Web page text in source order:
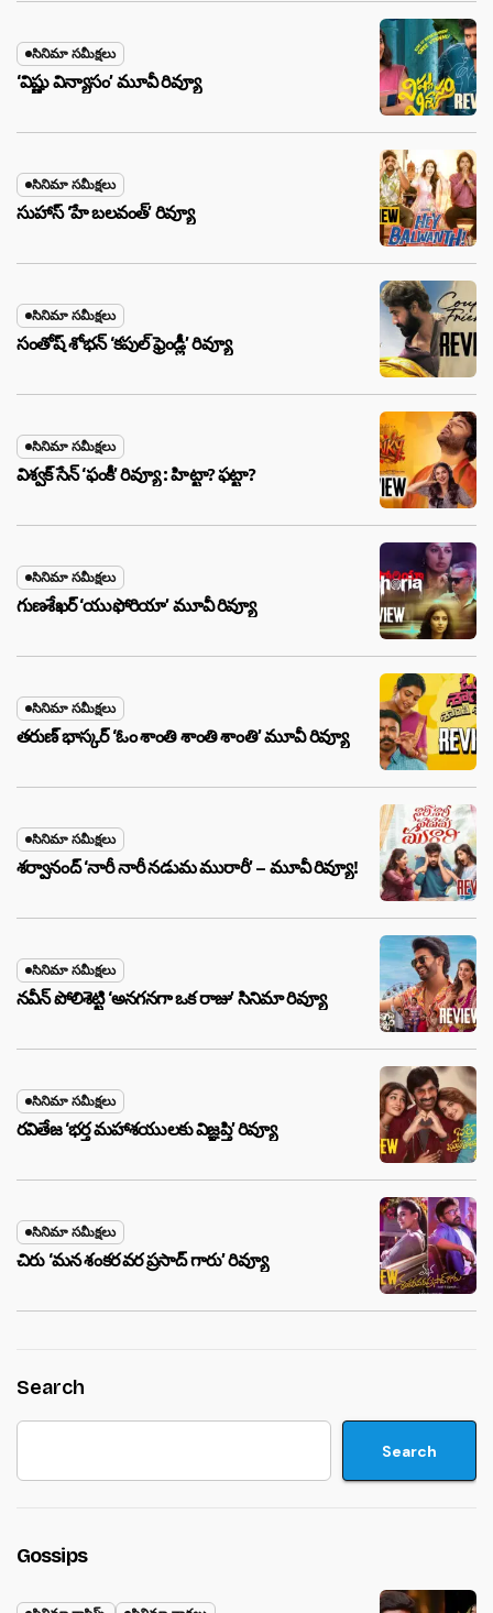
సినిమా సమీక్షలు
‘విష్ణు విన్యాసం’ మూవీ రివ్యూ
సినిమా సమీక్షలు
సుహాస్ ‘హే బలవంత్’ రివ్యూ
సినిమా సమీక్షలు
సంతోష్ శోభన్ ‘కపుల్ ఫ్రెండ్లీ’ రివ్యూ
సినిమా సమీక్షలు
విశ్వక్ సేన్ ‘ఫంకీ’ రివ్యూ : హిట్టా? ఫట్టా?
సినిమా సమీక్షలు
గుణశేఖర్ ‘యుఫోరియా’ మూవీ రివ్యూ
సినిమా సమీక్షలు
తరుణ్ భాస్కర్ ‘ఓం శాంతి శాంతి శాంతి’ మూవీ రివ్యూ
సినిమా సమీక్షలు
శర్వానంద్ ‘నారీ నారీ నడుమ మురారీ’ – మూవీ రివ్యూ!
సినిమా సమీక్షలు
నవీన్ పోలిశెట్టి ‘అనగనగా ఒక రాజు’ సినిమా రివ్యూ
సినిమా సమీక్షలు
రవితేజ ‘భర్త మహాశయులకు విజ్ఞప్తి’ రివ్యూ
సినిమా సమీక్షలు
చిరు ‘మ‌న శంక‌ర వ‌ర ప్ర‌సాద్ గారు’ రివ్యూ
Search
Search
Gossips